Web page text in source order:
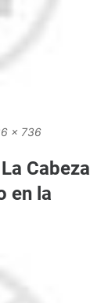
x 736
Cabeza
en la